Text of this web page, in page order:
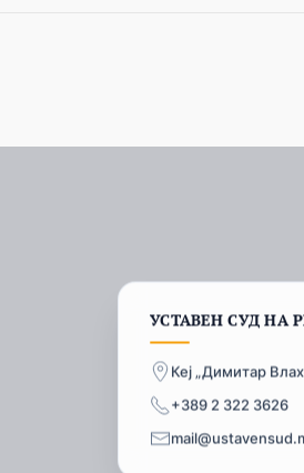
УСТАВЕН СУД НА
Кеј „Димитар
+389 2 322 3626